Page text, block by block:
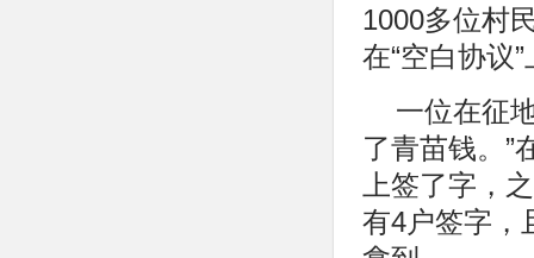
1000多位村
在“空白协议
一位在征
了青苗钱。”
上签了字，
有4户签字，